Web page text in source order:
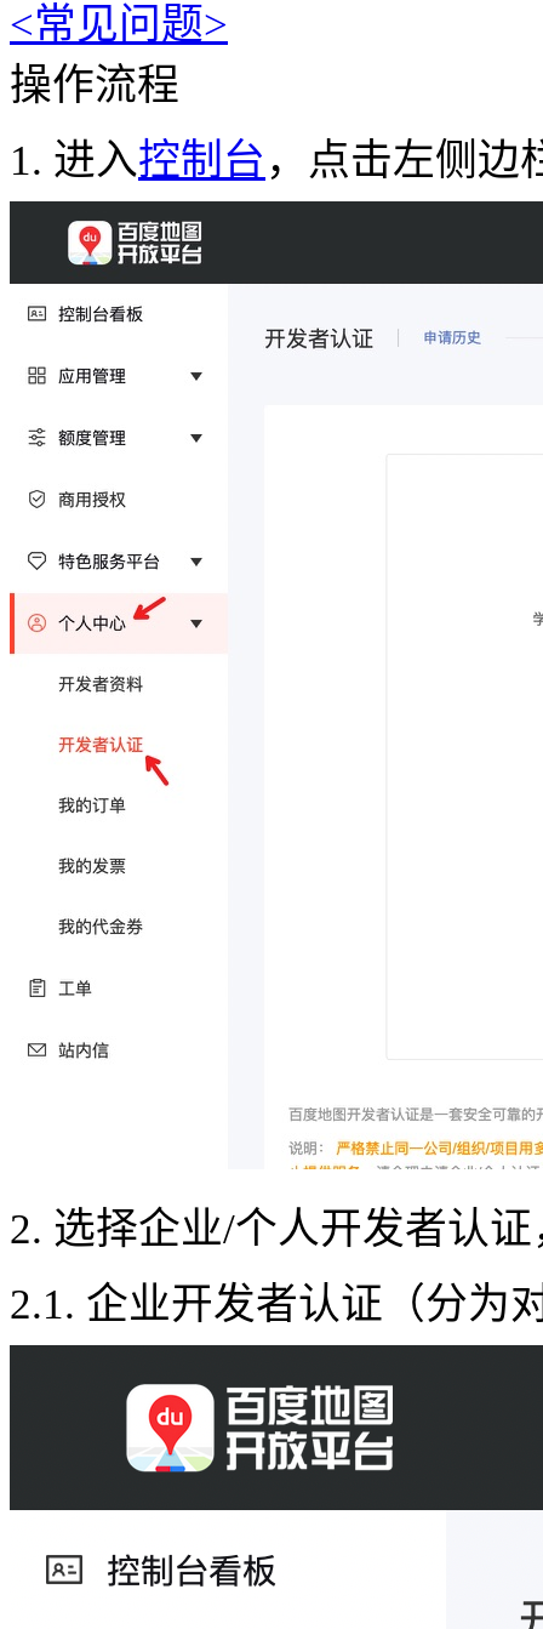
<常见问题>
操作流程
1. 进入控制台 ，点击左侧边
2. 选择企业/个人开发者认
2.1. 企业开发者认证（分为